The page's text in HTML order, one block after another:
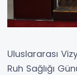
Uluslararası
Ruh Sağlığı